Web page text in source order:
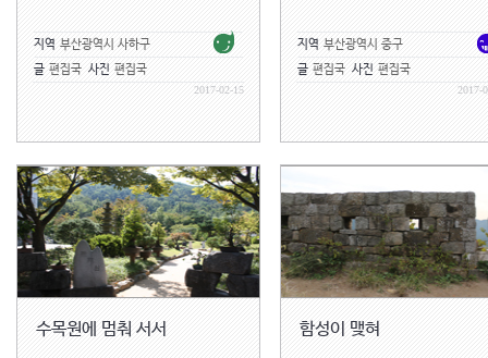
지역 부산광역시 사하구
글 편집국 사진 편집국
2017-02-15
지역 부산광역시 중구
글 편집국 사진 편집국
2017-
수목원에 멈춰 서서 함성이 맺혀